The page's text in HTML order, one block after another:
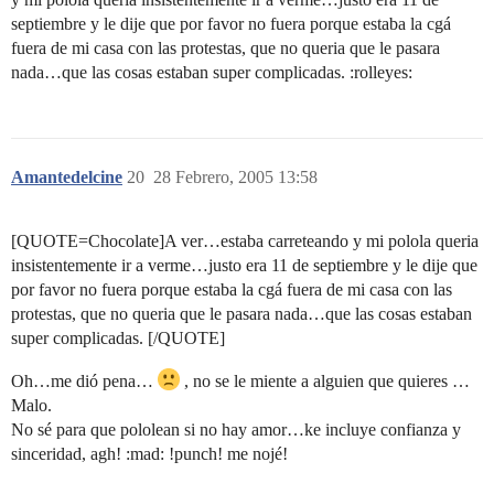
septiembre y le dije que por favor no fuera porque estaba la cgá
fuera de mi casa con las protestas, que no queria que le pasara
nada…que las cosas estaban super complicadas. :rolleyes:
Amantedelcine 28 Febrero, 2005 13:58
20
[QUOTE=Chocolate]A ver…estaba carreteando y mi polola queria
insistentemente ir a verme…justo era 11 de septiembre y le dije que
por favor no fuera porque estaba la cgá fuera de mi casa con las
protestas, que no queria que le pasara nada…que las cosas estaban
super complicadas. [/QUOTE]
Oh…me dió pena…
, no se le miente a alguien que quieres …
Malo.
No sé para que pololean si no hay amor…ke incluye confianza y
sinceridad, agh! :mad: !punch! me nojé!